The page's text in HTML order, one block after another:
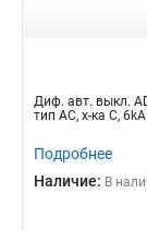
Диф. авт. выкл.
тип AС, х-ка С,
Подробнее
Наличие: В